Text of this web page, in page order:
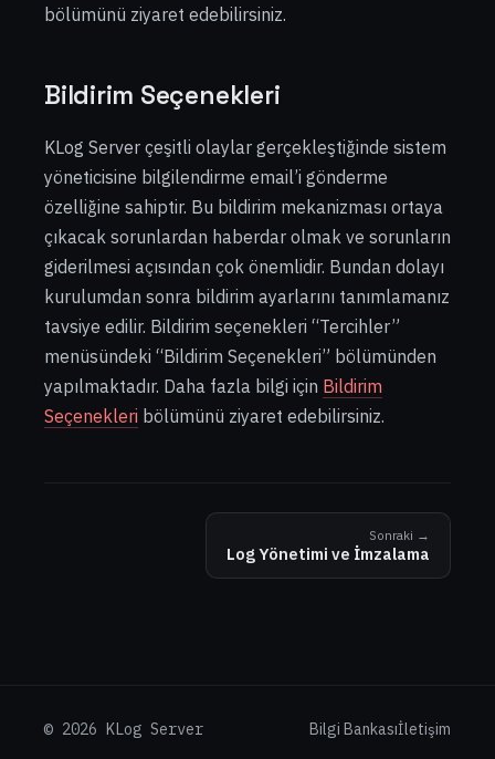
bölümünü ziyaret edebilirsiniz.
Bildirim Seçenekleri
KLog Server çeşitli olaylar gerçekleştiğinde sistem
yöneticisine bilgilendirme email’i gönderme
özelliğine sahiptir. Bu bildirim mekanizması ortaya
çıkacak sorunlardan haberdar olmak ve sorunların
giderilmesi açısından çok önemlidir. Bundan dolayı
kurulumdan sonra bildirim ayarlarını tanımlamanız
tavsiye edilir. Bildirim seçenekleri “Tercihler”
menüsündeki “Bildirim Seçenekleri” bölümünden
yapılmaktadır. Daha fazla bilgi için Bildirim
Seçenekleri bölümünü ziyaret edebilirsiniz.
Sonraki →
Log Yönetimi ve İmzalama
© 2026 KLog Server Bilgi Bankasıİletişim